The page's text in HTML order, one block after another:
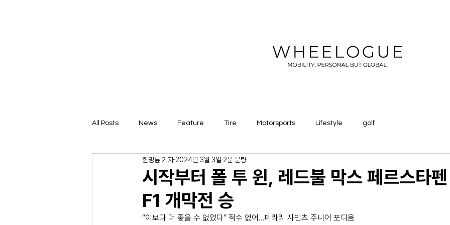
All Posts News Feature Tire Motorsports Lifestyle golf
시작부터 폴 투 윈, 레드불 막스 페르스타
F1 개막전 승
한명륜 기자 2024년 3월 3일 2분 분량
“이보다 더 좋을 수 없었다” 적수 없어…페라리 사인츠 주니어 포디움